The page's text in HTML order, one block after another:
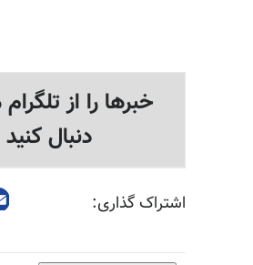
خبرها را از
دنبال کنید
اشتراک گذاری: